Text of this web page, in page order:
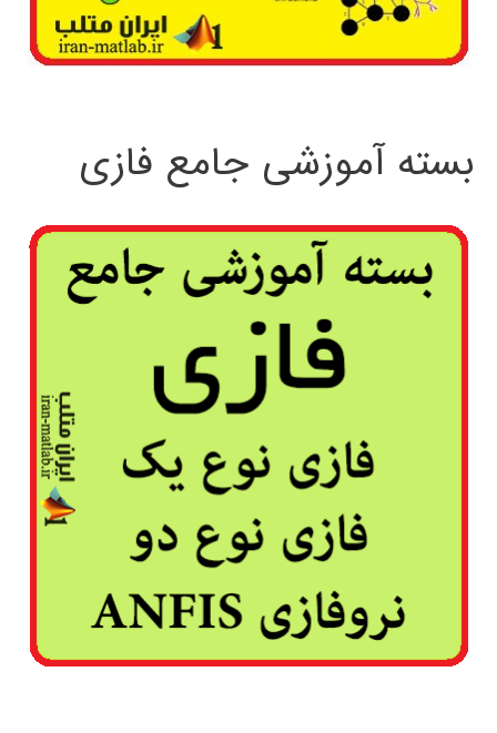
بسته آموزشی جامع فازی